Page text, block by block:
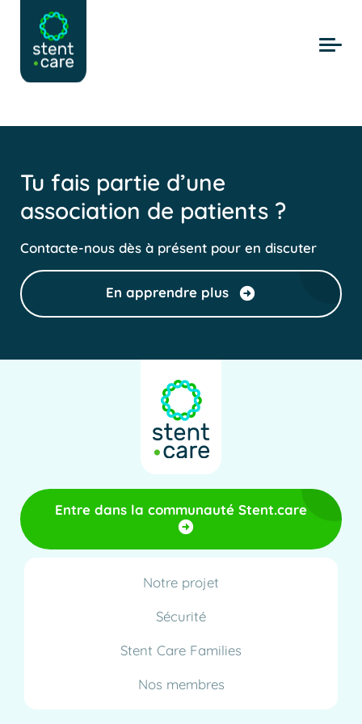
Skip to main content
Tu fais partie d’une
association de patients ?
Contacte-nous dès à présent pour en discuter
En apprendre plus
Entre dans la communauté Stent.care
Notre projet
Sécurité
Stent Care Families
Nos membres